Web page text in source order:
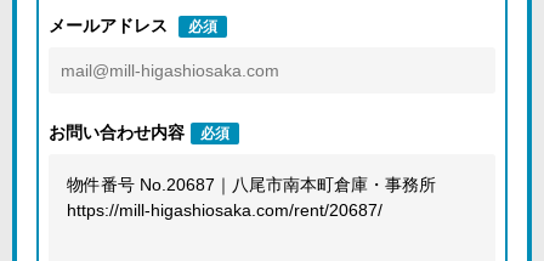
メールアドレス 必須
お問い合わせ内容 必須